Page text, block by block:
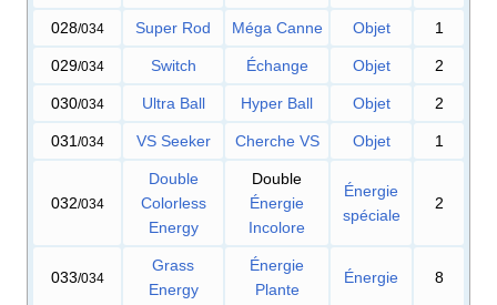
028/034 Super Rod Méga Canne Objet 1
029/034 Switch Échange Objet 2
030/034 Ultra Ball Hyper Ball Objet 2
031 /034 VS Seeker Cherche VS Objet 1
032/034
Double
Colorless
Energy
Double
Énergie
Incolore
Énergie
spéciale
2
033/034
Grass
Energy
Énergie
Plante
Énergie 8